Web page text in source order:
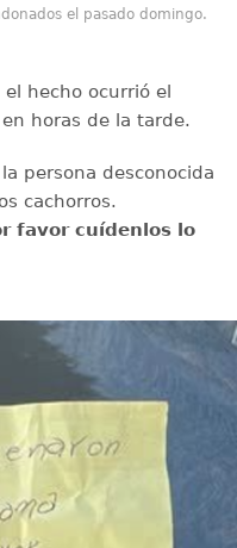
el pasado domingo.
hecho ocurrió el
horas de la tarde.
persona desconocida
cachorros.
favor cuídenlos lo